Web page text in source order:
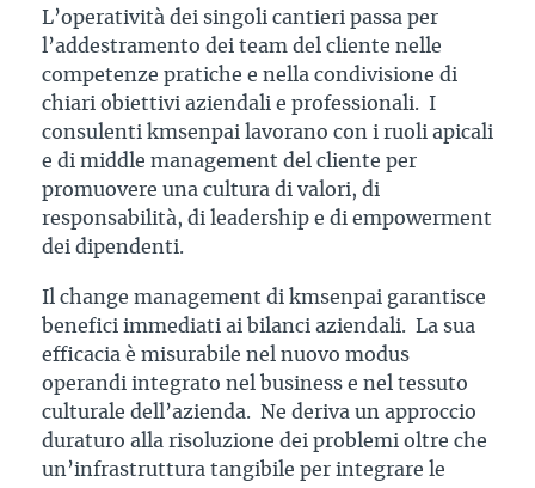
L’operatività dei singoli cantieri passa per
l’addestramento dei team del cliente nelle
competenze pratiche e nella condivisione di
chiari obiettivi aziendali e professionali. I
consulenti kmsenpai lavorano con i ruoli apicali
e di middle management del cliente per
promuovere una cultura di valori, di
responsabilità, di leadership e di empowerment
dei dipendenti.
Il change management di kmsenpai garantisce
benefici immediati ai bilanci aziendali. La sua
efficacia è misurabile nel nuovo modus
operandi integrato nel business e nel tessuto
culturale dell’azienda. Ne deriva un approccio
duraturo alla risoluzione dei problemi oltre che
un’infrastruttura tangibile per integrare le